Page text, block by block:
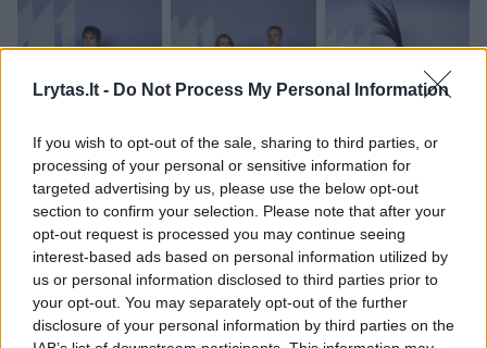
Lrytas.lt - Do Not Process My Personal Information
If you wish to opt-out of the sale, sharing to third parties, or
processing of your personal or sensitive information for
targeted advertising by us, please use the below opt-out
section to confirm your selection. Please note that after your
opt-out request is processed you may continue seeing
interest-based ads based on personal information utilized by
us or personal information disclosed to third parties prior to
your opt-out. You may separately opt-out of the further
disclosure of your personal information by third parties on the
Monika Marija Paulauskaitė
nauja meilė